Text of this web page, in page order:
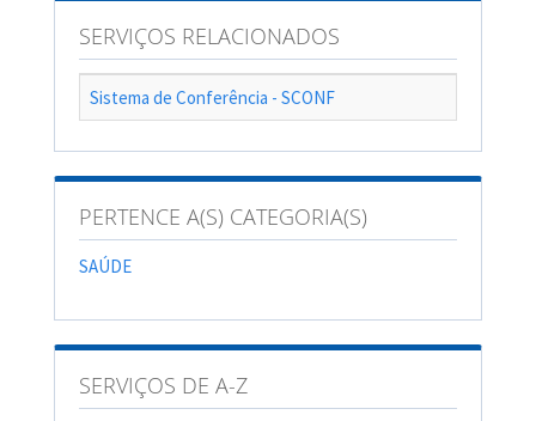
SERVIÇOS RELACIONADOS
Sistema de Conferência - SCONF
PERTENCE A(S) CATEGORIA(S)
SAÚDE
SERVIÇOS DE A-Z